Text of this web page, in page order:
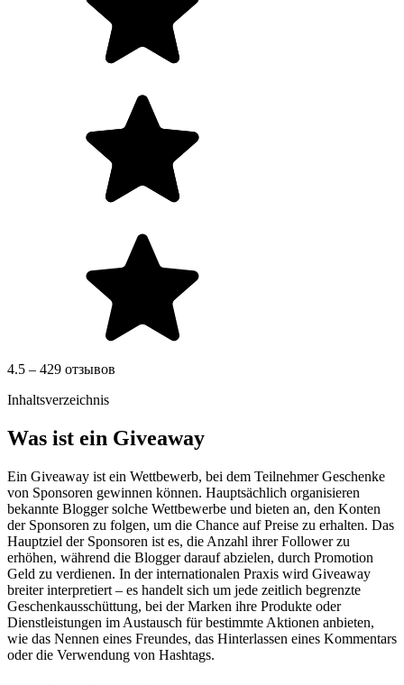
4.5 – 429 отзывов
Inhaltsverzeichnis
Was ist ein Giveaway
Ein Giveaway ist ein Wettbewerb, bei dem Teilnehmer Geschenke
von Sponsoren gewinnen können. Hauptsächlich organisieren
bekannte Blogger solche Wettbewerbe und bieten an, den Konten
der Sponsoren zu folgen, um die Chance auf Preise zu erhalten. Das
Hauptziel der Sponsoren ist es, die Anzahl ihrer Follower zu
erhöhen, während die Blogger darauf abzielen, durch Promotion
Geld zu verdienen. In der internationalen Praxis wird Giveaway
breiter interpretiert – es handelt sich um jede zeitlich begrenzte
Geschenkausschüttung, bei der Marken ihre Produkte oder
Dienstleistungen im Austausch für bestimmte Aktionen anbieten,
wie das Nennen eines Freundes, das Hinterlassen eines Kommentars
oder die Verwendung von Hashtags.